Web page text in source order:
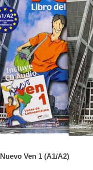
Nuevo Ven 1 (A1/A2)